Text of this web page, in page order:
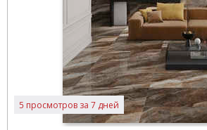
5 просмотров за 7 дней